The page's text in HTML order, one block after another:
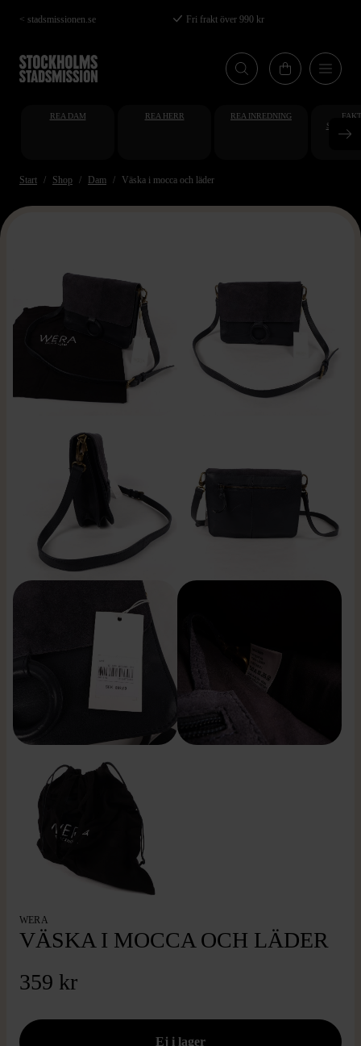
Hoppa
till
huvudinnehåll
< stadsmissionen.se Fri frakt över 990 kr
REA DAM REA HERR REA INREDNING
Start Shop Dam Väska i mocca och läder
WERA
VÄSKA I MOCCA OCH LÄDER
359 kr